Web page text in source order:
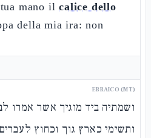
mano ilcalice dello
della mia ira: non
EBRAICO (MT)
ושמתיה ביד מוגיך אשר אמרו
ותשימי כארץ גוך וכחוץ לעברים